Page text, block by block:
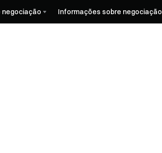
negociação Informações sobre negociação